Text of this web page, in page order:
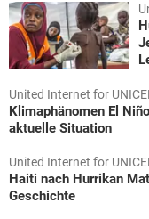
United Internet for
Klimaphänomen El
aktuelle Situation
United Internet for
Haiti nach Hurrikan
Geschichte